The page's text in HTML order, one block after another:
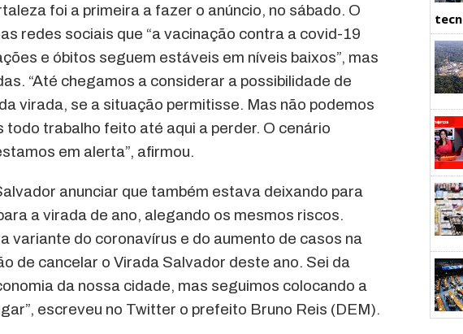
foi a primeira a fazer o anúncio, no sábado. O
redes sociais que “a vacinação contra a covid-19
e óbitos seguem estáveis em níveis baixos”, mas
“Até chegamos a considerar a possibilidade de
virada, se a situação permitisse. Mas não podemos
todo trabalho feito até aqui a perder. O cenário
em alerta”, afirmou.
anunciar que também estava deixando para
a virada de ano, alegando os mesmos riscos.
variante do coronavírus e do aumento de casos na
de cancelar o Virada Salvador deste ano. Sei da
da nossa cidade, mas seguimos colocando a
escreveu no Twitter o prefeito Bruno Reis (DEM).